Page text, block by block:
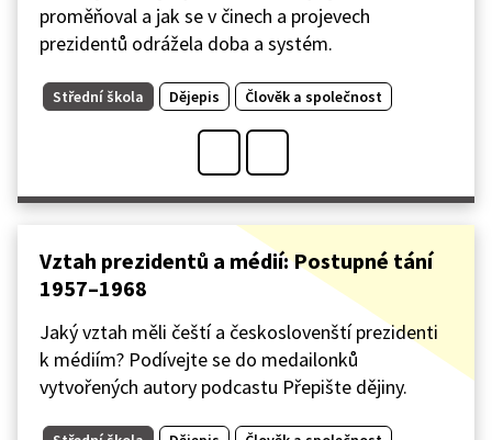
proměňoval a jak se v činech a projevech
prezidentů odrážela doba a systém.
Střední škola Dějepis Člověk a společnost
Vztah prezidentů a médií: Postupné tání
1957–1968
Jaký vztah měli čeští a českoslovenští prezidenti
k médiím? Podívejte se do medailonků
vytvořených autory podcastu Přepište dějiny.